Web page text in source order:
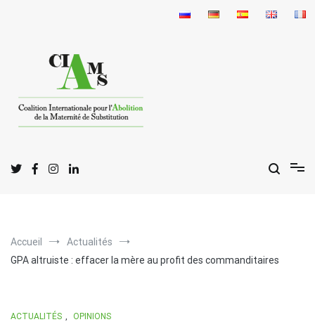
C oalitionI bolitionde la
Accueil
Actualités
GPA altruiste : effacer la mère au profit des commanditaires
ACTUALITÉS OPINIONS